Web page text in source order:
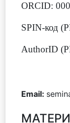
ORCID:
SPIN-код
AuthorID
Email: